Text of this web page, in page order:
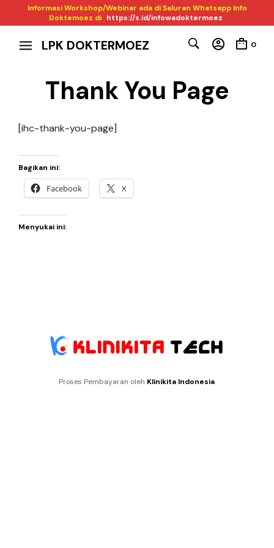
Informasi Workshop/Webinar ada di Saluran Whatsapp Info
Doktemoez di https://s.id/infowadoktermoez
LPK DOKTERMOEZ 0
Thank You Page
[ihc-thank-you-page]
Bagikan ini:
Facebook X
Menyukai ini:
Proses Pembayaran oleh Klinikita Indonesia.